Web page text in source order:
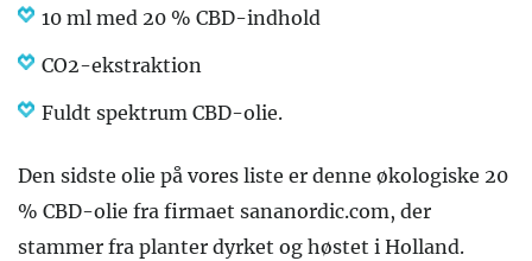
10 ml med 20 % CBD-indhold
CO2-ekstraktion
Fuldt spektrum CBD-olie.
Den sidste olie på vores liste er denne økologiske 20
% CBD-olie fra firmaet sananordic.com, der
stammer fra planter dyrket og høstet i Holland.